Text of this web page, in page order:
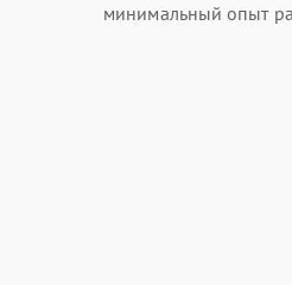
минимальный опыт